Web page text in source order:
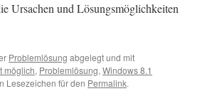
Ursachen und Lösungsmöglichkeiten
Problemlösung abgelegt und mit
möglich, Problemlösung, Windows 8.1
Lesezeichen für den Permalink.